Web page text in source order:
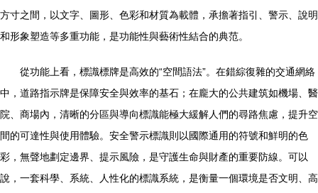
方寸之間，以文字、圖形、色彩和材質為載體，承擔著指引、警示、說明
和形象塑造等多重功能，是功能性與藝術性結合的典范。
從功能上看，標識標牌是高效的“空間語法”。在錯綜復雜的交通網絡
中，道路指示牌是保障安全與效率的基石；在龐大的公共建筑如機場、醫
院、商場內，清晰的分區與導向標識能極大緩解人們的尋路焦慮，提升空
間的可達性與使用體驗。安全警示標識則以國際通用的符號和鮮明的色
彩，無聲地劃定邊界、提示風險，是守護生命與財產的重要防線。可以
說，一套科學、系統、人性化的標識系統，是衡量一個環境是否文明、高